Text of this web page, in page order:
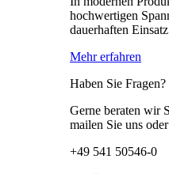
hochwertigen
dauerhaften
Mehr erfahren
Haben Sie Fragen?
Gerne beraten wir
mailen Sie uns
+49 541 50546-0